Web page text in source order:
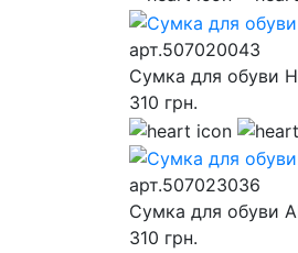
арт.507020043
Сумка для обуви
310 грн.
арт.507023036
Сумка для обуви
310 грн.